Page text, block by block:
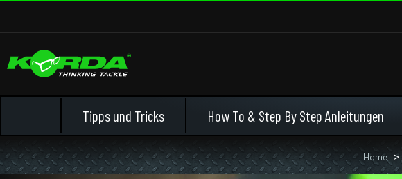
Tipps und Tricks How To & Step By Step Anleitungen
Home